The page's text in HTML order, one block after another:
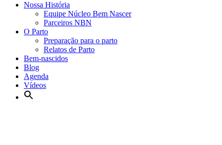
Nossa História
Equipe Núcleo Bem Nascer
Parceiros NBN
O Parto
Preparação para o parto
Relatos de Parto
Bem-nascidos
Blog
Agenda
Vídeos